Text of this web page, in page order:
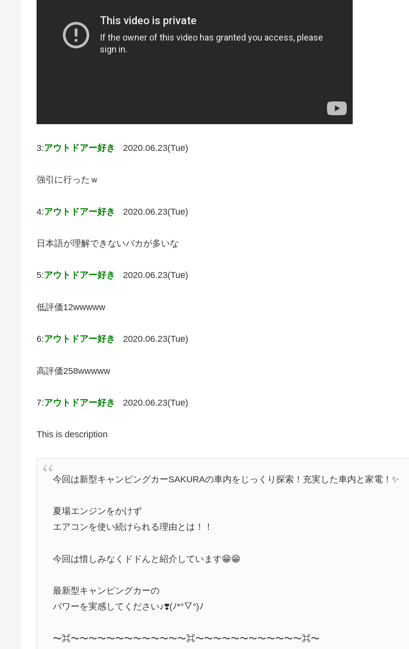
3:アウトドアー好き 2020.06.23(Tue)
強引に行ったｗ
4:アウトドアー好き 2020.06.23(Tue)
日本語が理解できないバカが多いな
5:アウトドアー好き 2020.06.23(Tue)
低評価12wwwww
6:アウトドアー好き 2020.06.23(Tue)
高評価258wwwww
7:アウトドアー好き 2020.06.23(Tue)
This is description
今回は新型キャンピングカーSAKURAの車内をじっくり探索！充実した車内と家電！✨
夏場エンジンをかけず
エアコンを使い続けられる理由とは！！
今回は惜しみなくドドんと紹介しています😁😁
最新型キャンピングカーの
パワーを実感してください♪❣️(ﾉ*°▽°)ﾉ
〜⌘〜〜〜〜〜〜〜〜〜〜〜〜〜⌘〜〜〜〜〜〜〜〜〜〜〜〜⌘〜